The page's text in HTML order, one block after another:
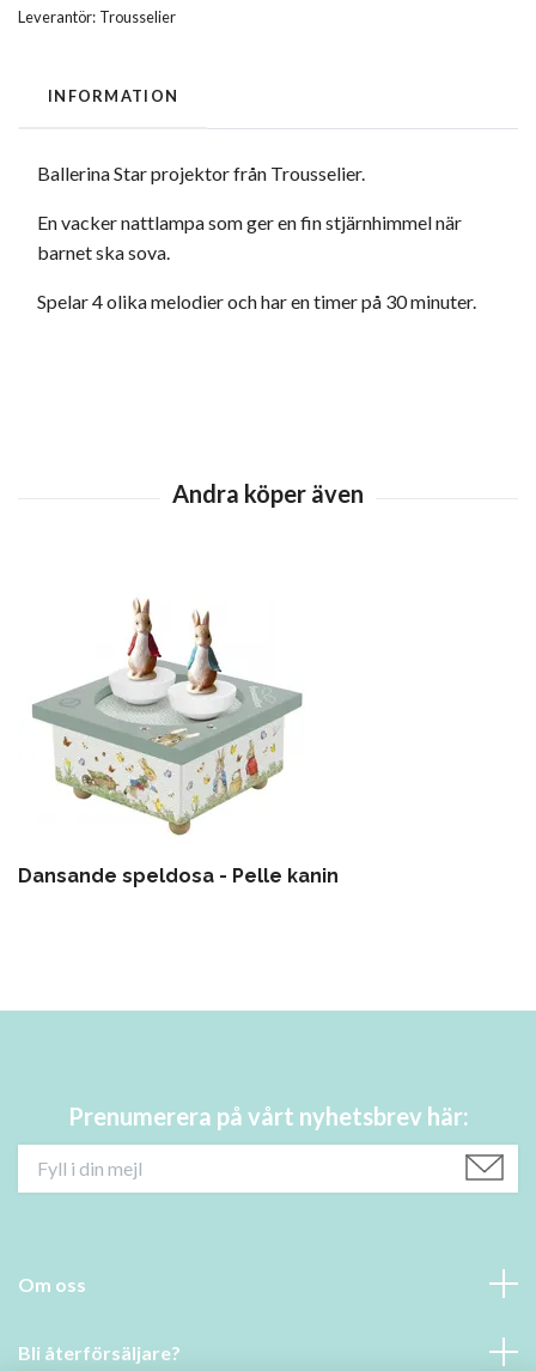
Leverantör: Trousselier
INFORMATION
Ballerina Star projektor från Trousselier.
En vacker nattlampa som ger en fin stjärnhimmel när
barnet ska sova.
Spelar 4 olika melodier och har en timer på 30 minuter.
Dansande speldosa - Pelle kanin
Prenumerera på vårt nyhetsbrev här:
Om oss
Bli återförsäljare?